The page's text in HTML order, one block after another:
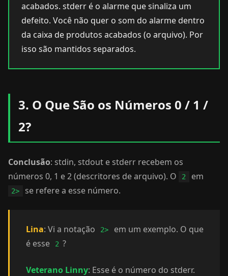
acabados. stderr é o alarme que sinaliza um
defeito. Você não quer o som do alarme dentro
da caixa de produtos acabados (o arquivo). Por
isso são mantidos separados.
3. O Que São os Números 0 / 1 /
2?
Conclusão: stdin, stdout e stderr recebem os
números 0, 1 e 2 (descritores de arquivo). O
2 em
2> se refere a esse número.
Lina: Vi a notação 2>
em um exemplo. O que
é esse
2 ?
Veterano Linny: Esse é o número do stderr.